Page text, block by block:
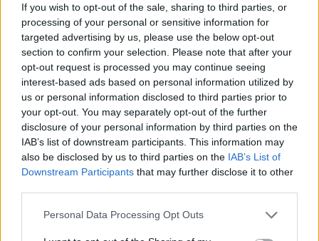
If you wish to opt-out of the sale, sharing to third parties, or
processing of your personal or sensitive information for
targeted advertising by us, please use the below opt-out
section to confirm your selection. Please note that after your
opt-out request is processed you may continue seeing
interest-based ads based on personal information utilized by
us or personal information disclosed to third parties prior to
your opt-out. You may separately opt-out of the further
disclosure of your personal information by third parties on the
IAB’s list of downstream participants. This information may
also be disclosed by us to third parties on the IAB’s List of
Downstream Participants that may further disclose it to other
Personal Data Processing Opt Outs
Nidos kultūros ir turizmo informacijos centras „Agila“
kviečia registruotis į Kaziuko šventės prekybos mugę,
kuri vyks 2025 m. kovo 15 d. Preilos g. 27 kiemelyje,
Preiloje.
Kviečiami maisto gamintojai, žuvininkai, tradicinių
amatų, tautinio paveldo puoselėtojai, meistrai,
ūkininkai, bitininkai, žolininkai, kūrybinių verslų atstovai,
kiti prekybininkai.